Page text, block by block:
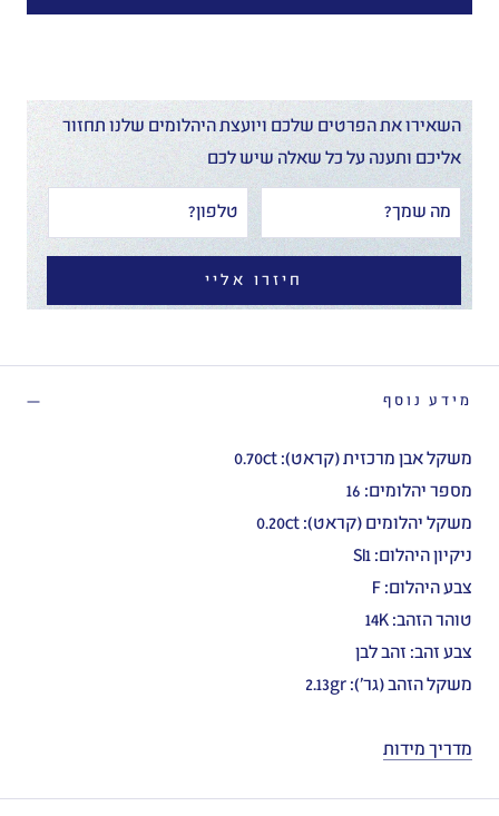
השאירו את הפרטים שלכם ויועצת היהלומים שלנו תחזור
אליכם ותענה על כל שאלה שיש לכם
חיזרו אליי
מידע נוסף
משקל אבן מרכזית (קראט): 0.70ct
מספר יהלומים: 16
משקל יהלומים (קראט): 0.20ct
ניקיון היהלום: SI1
צבע היהלום: F
טוהר הזהב: 14K
צבע זהב: זהב לבן
משקל הזהב (גר'): 2.13gr
מדריך מידות